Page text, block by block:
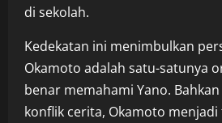
di sekolah.
Kedekatan ini menimbulkan
Okamoto adalah satu-satunya
benar memahami Yano.
konflik cerita, Okamoto menjadi